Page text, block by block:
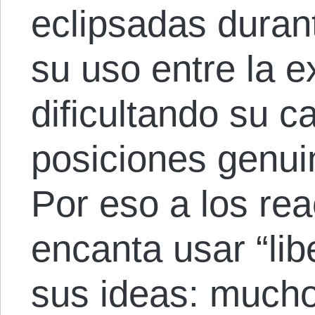
eclipsadas
su uso entre la
dificultando su
posiciones
Por eso a los
encanta usar
sus ideas: